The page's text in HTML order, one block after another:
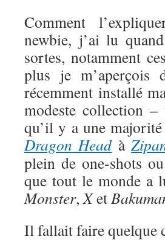
Comment
newbie, j’ai lu
sortes, notamment
plus je m’aperçois
récemment installé
modeste collection –
qu’il y a une
Dragon Headà
plein de one-shots
que tout le monde
Monster,Xet
Il fallait faire quelque